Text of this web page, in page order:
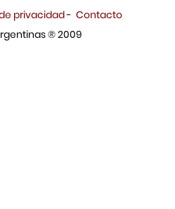
privacidad- Contacto
® 2009